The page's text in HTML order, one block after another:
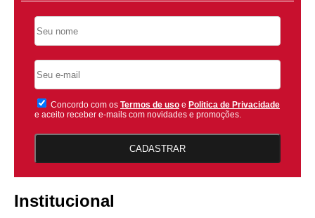
Concordo com os Termos de uso e Politica de Privacidade
e aceito receber e-mails com novidades e promoções.
CADASTRAR
Institucional